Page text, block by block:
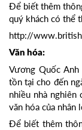
Để biết thêm
quý khách có thể
http://
Văn hóa:
Vương Quốc
tồn tại cho đến
nhiều nhà
văn hóa của nhân
Để biết thêm